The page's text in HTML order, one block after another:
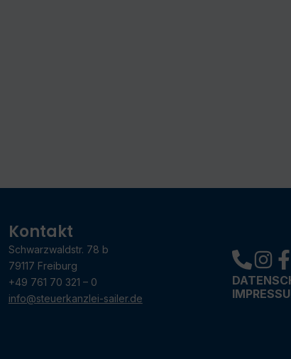
Kontakt
Schwarzwaldstr. 78 b
79117 Freiburg
+49 761 70 321 – 0
info@steuerkanzlei-sailer.de